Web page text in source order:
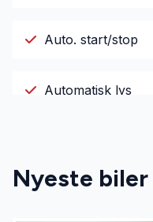
Auto. start/stop
Automatisk lys
Centrallås
Nyeste biler